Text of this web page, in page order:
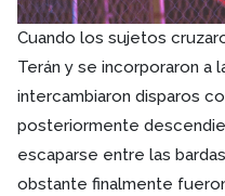
Cuando los sujetos
Terán y se incorporaron a
intercambiaron disparos
posteriormente
escaparse entre las
obstante finalmente